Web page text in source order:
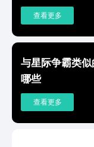
查看更多
与星际争霸类
哪些
查看更多